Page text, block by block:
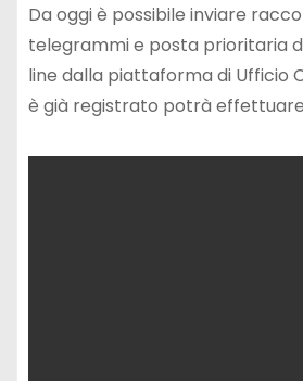
Da oggi è possibile inviare
telegrammi e posta prioritaria
line dalla piattaforma di Ufficio
è già registrato potrà effettuare